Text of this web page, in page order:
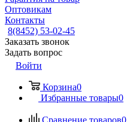
Оптовикам
Контакты
8(8452) 53-02-45
Заказать звонок
Задать вопрос
Войти
Корзина0
Избранные товары0
Сравнение товаров0